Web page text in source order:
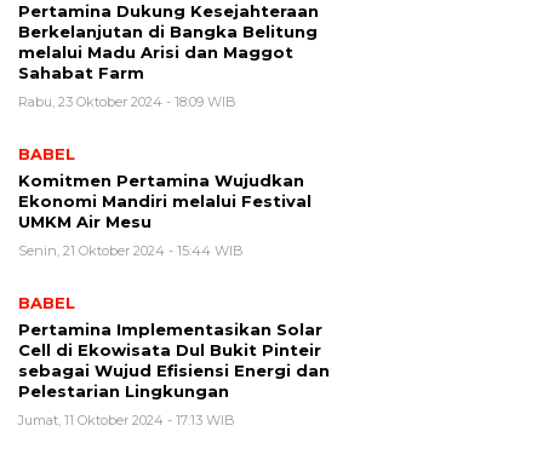
Pertamina Dukung Kesejahteraan
Berkelanjutan di Bangka Belitung
melalui Madu Arisi dan Maggot
Sahabat Farm
Rabu, 23 Oktober 2024 - 18:09 WIB
BABEL
Komitmen Pertamina Wujudkan
Ekonomi Mandiri melalui Festival
UMKM Air Mesu
Senin, 21 Oktober 2024 - 15:44 WIB
BABEL
Pertamina Implementasikan Solar
Cell di Ekowisata Dul Bukit Pinteir
sebagai Wujud Efisiensi Energi dan
Pelestarian Lingkungan
Jumat, 11 Oktober 2024 - 17:13 WIB